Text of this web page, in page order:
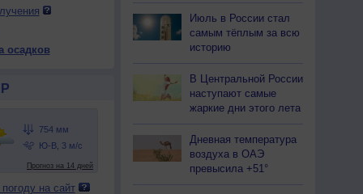
осадков
на сайт
Июль в России стал
самым тёплым за всю
историю
В Центральной России
наступают самые
жаркие дни этого лета
Дневная температура
воздуха в ОАЭ
превысила +51°